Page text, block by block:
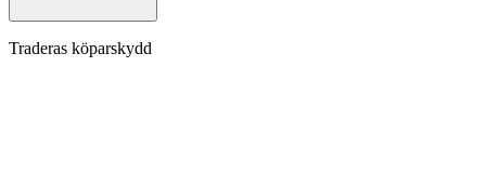
Traderas köparskydd